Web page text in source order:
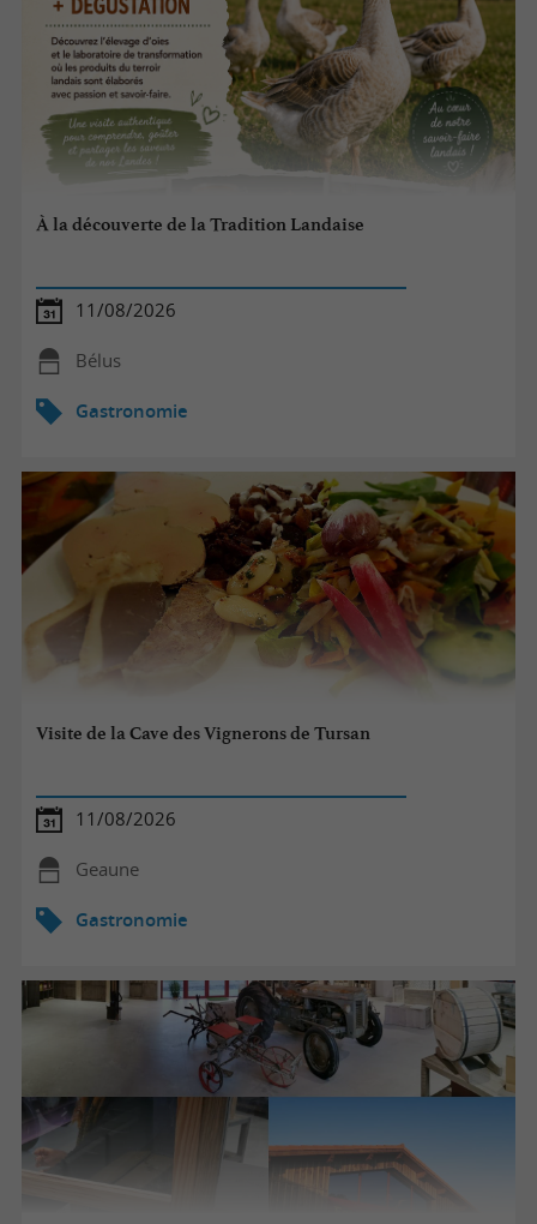
À la découverte de la Tradition Landaise
11/08/2026
Bélus
Gastronomie
Visite de la Cave des Vignerons de Tursan
11/08/2026
Geaune
Gastronomie